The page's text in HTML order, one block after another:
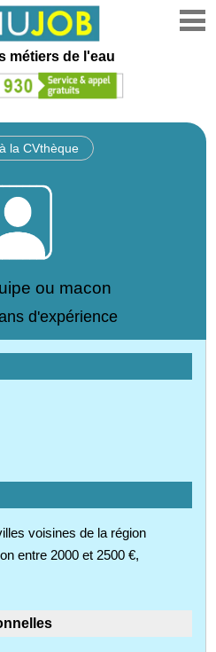
métiers de l'eau
la CVthèque
ou macon
d'expérience
voisines de la région
entre 2000 et 2500 €,